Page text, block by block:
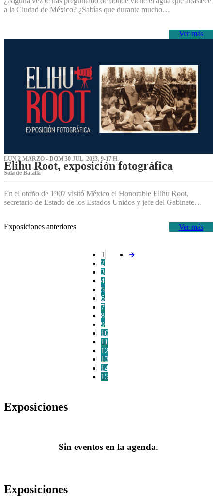
a la Ciudad de México? ¿Sabías que durante mucho…
Ver más
LUN 2 MARZO - DOM 30 JUL 2023, 9-17 H.
Elihu Root, exposición fotográfica
Sala de Batalla
En el otoño de 1907 visitó México el Honorable Elihu Root,
secretario de Estado de los Estados Unidos y jefe del Gabinete…
Ver más
Exposiciones anteriores
1
2
3
4
5
6
7
8
9
10
11
12
13
14
15
Exposiciones
Sin eventos en la agenda.
Exposiciones